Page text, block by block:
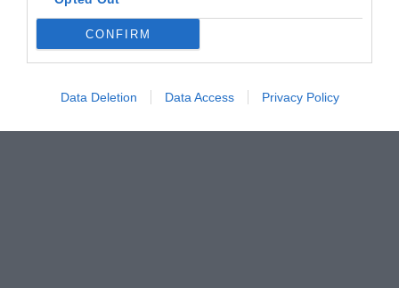
CONFIRM
Data Deletion Data Access Privacy Policy